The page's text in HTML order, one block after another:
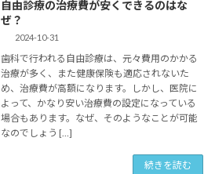
自由診療の治療費が安くできるのはな
ぜ？
2024-10-31
歯科で行われる自由診療は、元々費用のかかる
治療が多く、また健康保険も適応されないた
め、治療費が高額になります。しかし、医院に
よって、かなり安い治療費の設定になっている
場合もあります。なぜ、そのようなことが可能
なのでしょう […]
続きを読む